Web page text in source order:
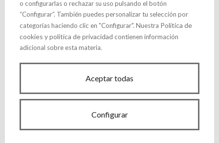
Memoria 2017
o configurarlas o rechazar su uso pulsando el botón
“Configurar”. También puedes personalizar tu selección por
categorías haciendo clic en "Configurar". Nuestra Política de
cookies ypolítica de privacidad contienen información
adicional sobre esta materia.
Aceptar todas
Configurar